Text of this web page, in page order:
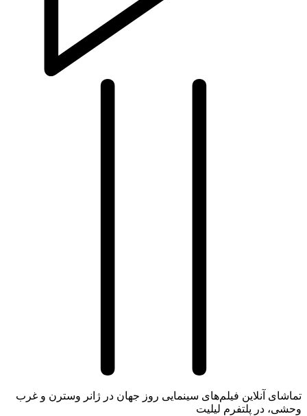
تماشای آنلاین فیلم‌های سینمایی روز جهان در ژانر وسترن و غرب
وحشی، در پلتفرم لیلیت